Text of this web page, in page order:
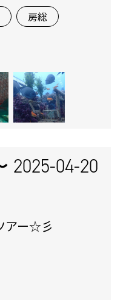
房総
2025-04-20
アー☆彡